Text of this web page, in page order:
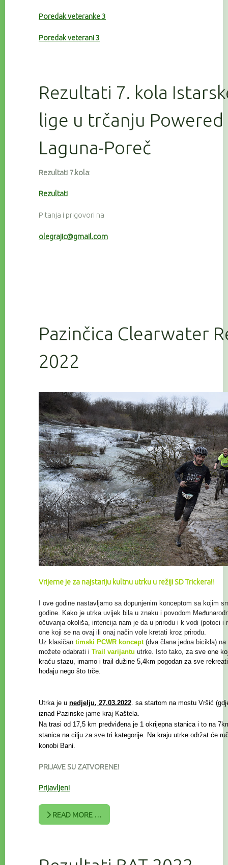
Poredak veteranke 3
Poredak veterani 3
Rezultati 7. kola
lige u trčanju Powered
Laguna-Poreč
Rezultati 7.kola:
Rezultati
Pitanja i prigovori na
olegrajic@gmail.com
Pazinčica Clearwater
2022
Vrijeme je za najstariju kultnu utrku u režiji SD Trickera!!
I ove godine nastavljamo sa dopunjenim konceptom sa kojim
godine. Kako je utrka uvijek bila u znaku i povodom
očuvanja okoliša, intencija nam je da u prirodu i k vodi (potoci i
one koji se na ovaj ili onaj način vole kretati kroz prirodu.
Uz klasičan timski PCWR koncept(dva člana jedna bicikla)
možete odabrati i Trail varijantu utrke. Isto tako , za sve one
kraću stazu, imamo i trail dužine 5,4km pogodan za sve
hodaju nego što trče.
Utrka je u nedjelju, 27.03.2022 . sa startom na mostu Vršić
iznad Pazinske jame kraj Kaštela.
Na trasi od 17,5 km predviđena je 1 okrijepna stanica i to na
stanica na cilju za sve tri kategorije. Na kraju utrke održat će
konobi Bani.
PRIJAVE SU ZATVORENE!
Prijavljeni
READ MORE …